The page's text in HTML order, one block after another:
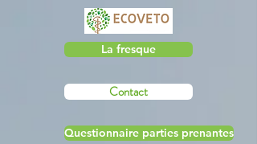
La fresque
Contact
Questionnaire parties prenantes